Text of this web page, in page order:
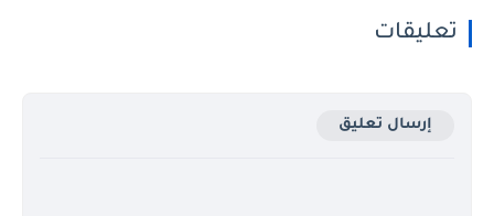
تعليقات
إرسال تعليق